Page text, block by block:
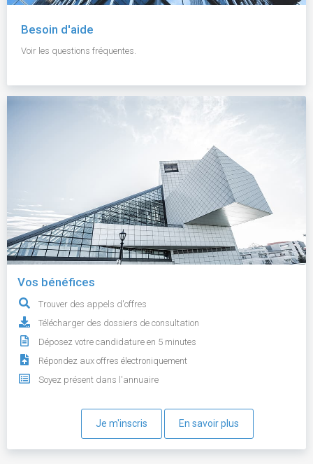
Besoin d'aide
Voir les questions fréquentes.
Vos bénéfices
Trouver des appels d'offres
Télécharger des dossiers de consultation
Déposez votre candidature en 5 minutes
Répondez aux offres électroniquement
Soyez présent dans l'annuaire
Je m'inscris En savoir plus